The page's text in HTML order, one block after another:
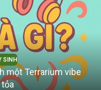
SINH
một Terrarium vibe